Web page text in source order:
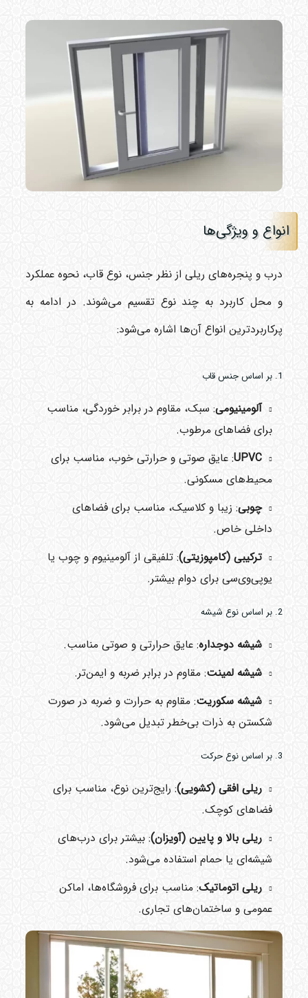
انواع و ویژگی‌ها
درب و پنجره‌های ریلی از نظر جنس، نوع قاب، نحوه عملکرد
و محل کاربرد به چند نوع تقسیم می‌شوند. در ادامه به
پرکاربردترین انواع آن‌ها اشاره می‌شود:
1. بر اساس جنس قاب
آلومینیومی: سبک، مقاوم در برابر خوردگی، مناسب
برای فضاهای مرطوب.
UPVC: عایق صوتی و حرارتی خوب، مناسب برای
محیط‌های مسکونی.
چوبی: زیبا و کلاسیک، مناسب برای فضاهای
داخلی خاص.
ترکیبی (کامپوزیتی): تلفیقی از آلومینیوم و چوب یا
یوپی‌وی‌سی برای دوام بیشتر.
2. بر اساس نوع شیشه
شیشه دوجداره: عایق حرارتی و صوتی مناسب.
شیشه لمینت: مقاوم در برابر ضربه و ایمن‌تر.
شیشه سکوریت: مقاوم به حرارت و ضربه در صورت
شکستن به ذرات بی‌خطر تبدیل می‌شود.
3. بر اساس نوع حرکت
ریلی افقی (کشویی): رایج‌ترین نوع، مناسب برای
فضاهای کوچک.
ریلی بالا و پایین (آویزان): بیشتر برای درب‌های
شیشه‌ای یا حمام استفاده می‌شود.
ریلی اتوماتیک: مناسب برای فروشگاه‌ها، اماکن
عمومی و ساختمان‌های تجاری.